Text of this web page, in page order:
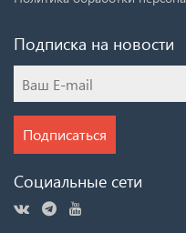
Подписка на новости
Подписаться
Социальные сети